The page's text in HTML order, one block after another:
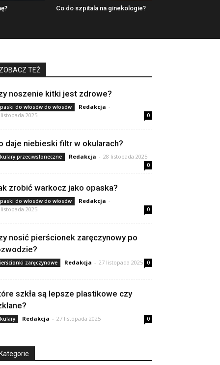
Co do szpitala na ginekologie?
ZOBACZ TEŻ
noszenie kitki jest zdrowe?
do włosów do włosów Redakcja -
2025
0
daje niebieski filtr w okularach?
przeciwsłoneczne Redakcja - 28 listopada 2025
0
zrobić warkocz jako opaska?
do włosów do włosów Redakcja -
2025
0
nosić pierścionek zaręczynowy po
zaręczynowe Redakcja - 27 listopada 2025 0
szkła są lepsze plastikowe czy
Redakcja - 27 listopada 2025 0
Kategorie